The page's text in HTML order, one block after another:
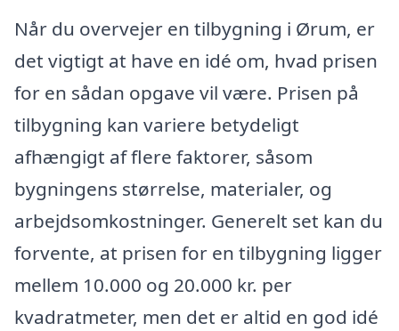
Når du overvejer en tilbygning i Ørum, er
det vigtigt at have en idé om, hvad prisen
for en sådan opgave vil være. Prisen på
tilbygning kan variere betydeligt
afhængigt af flere faktorer, såsom
bygningens størrelse, materialer, og
arbejdsomkostninger. Generelt set kan du
forvente, at prisen for en tilbygning ligger
mellem 10.000 og 20.000 kr. per
kvadratmeter, men det er altid en god idé